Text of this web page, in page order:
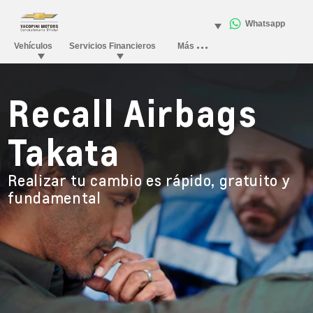
Recall Airbags
Takata
Realizar tu cambio es rápido, gratuito y
fundamental